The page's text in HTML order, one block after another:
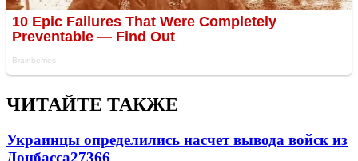
ЧИТАЙТЕ ТАКЖЕ
Украинцы определились насчет вывода войск из
Донбасса27366